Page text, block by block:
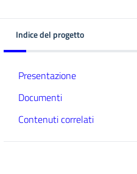
Indice del progetto
Presentazione
Documenti
Contenuti correlati